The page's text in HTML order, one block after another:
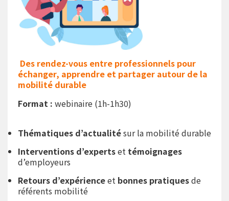
Des rendez-vous entre professionnels pour
échanger, apprendre et partager autour de la
mobilité durable
Format : webinaire (1h-1h30)
Thématiques d’actualitésur la mobilité durable
Interventions d’expertset témoignages
d’employeurs
Retours d’expérienceet bonnes pratiquesde
référents mobilité